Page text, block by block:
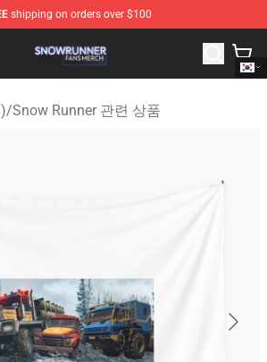
shipping on orders over $100
- Official Snow Runner Merchandise
/Snow Runner 관련 상품